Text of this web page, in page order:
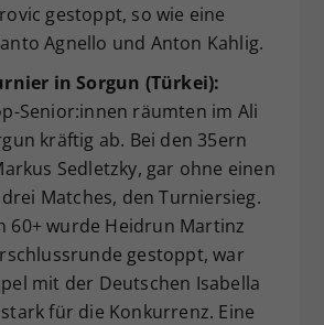
gestoppt, so wie eine
Agnello und Anton Kahlig.
in Sorgun (Türkei):
Senior:innen räumten im Ali
kräftig ab. Bei den 35ern
Sedletzky, gar ohne einen
Matches, den Turniersieg.
60+ wurde Heidrun Martinz
gestoppt, war
mit der Deutschen Isabella
für die Konkurrenz. Eine